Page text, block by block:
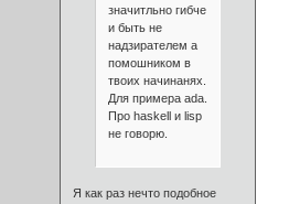
значитльно гибче
и быть не
надзирателем а
помошником в
твоих начинанях.
Для примера ada.
Про haskell и lisp
не говорю.
Я как раз нечто подобное